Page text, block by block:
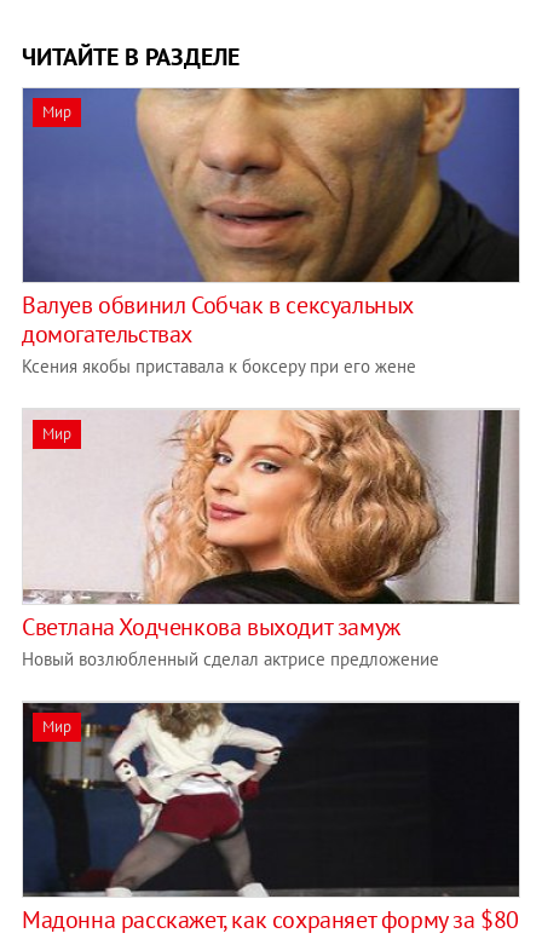
ЧИТАЙТЕ В РАЗДЕЛЕ
Мир
Валуев обвинил Собчак в сексуальных
домогательствах
Ксения якобы приставала к боксеру при его жене
Мир
Светлана Ходченкова выходит замуж
Новый возлюбленный сделал актрисе предложение
Мир
Мадонна расскажет, как сохраняет форму за $80